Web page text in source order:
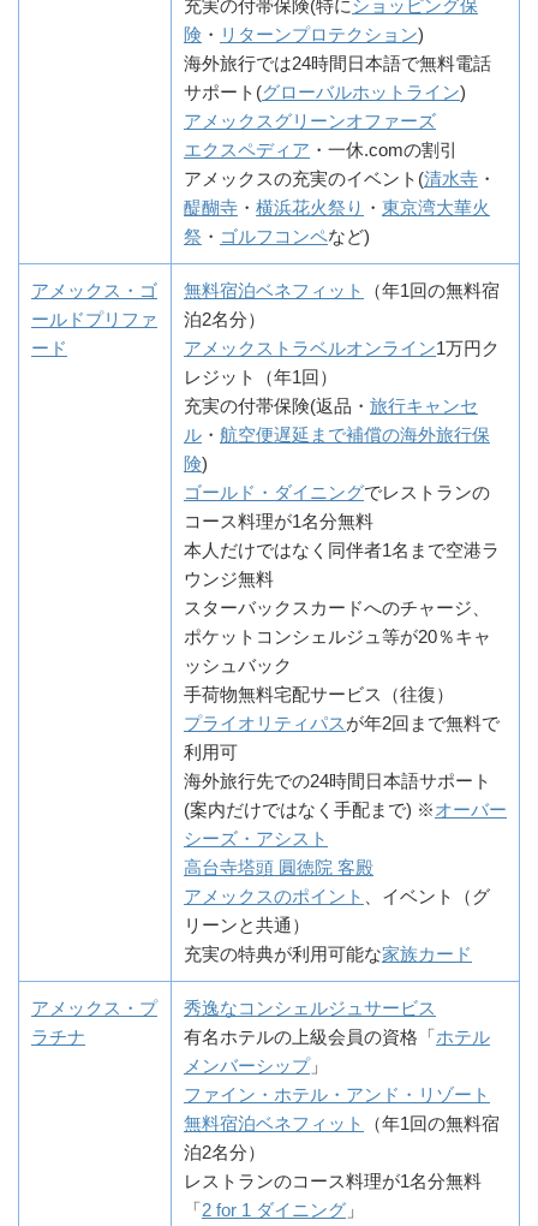
充実の付帯保険(特にショッピング保
険 ・ リターンプロテクション)
海外旅行では24時間日本語で無料電話
サポート(グローバルホットライン)
アメックスグリーンオファーズ
エクスペディア ・一休.comの割引
アメックスの充実のイベント(清水寺 ・
醍醐寺 ・ 横浜花火祭り ・ 東京湾大華火
祭 ・ ゴルフコンペなど)
アメックス・ゴ
ールドプリファ
ード
無料宿泊ベネフィット
（年1回の無料宿
泊2名分）
アメックストラベルオンライン1万円ク
レジット（年1回）
充実の付帯保険(返品・ 旅行キャンセ
ル ・ 航空便遅延まで補償の海外旅行保
険)
ゴールド・ダイニングでレストランの
コース料理が1名分無料
本人だけではなく同伴者1名まで空港ラ
ウンジ無料
スターバックスカードへのチャージ、
ポケットコンシェルジュ等が20％キャ
ッシュバック
手荷物無料宅配サービス（往復）
プライオリティパスが年2回まで無料で
利用可
海外旅行先での24時間日本語サポート
(案内だけではなく手配まで) ※オーバー
シーズ・アシスト
高台寺塔頭 圓徳院 客殿
アメックスのポイント
、イベント（グ
リーンと共通）
充実の特典が利用可能な家族カード
アメックス・プ
ラチナ
秀逸なコンシェルジュサービス
有名ホテルの上級会員の資格「ホテル
メンバーシップ」
ファイン・ホテル・アンド・リゾート
無料宿泊ベネフィット
（年1回の無料宿
泊2名分）
レストランのコース料理が1名分無料
「2 for 1 ダイニング 」